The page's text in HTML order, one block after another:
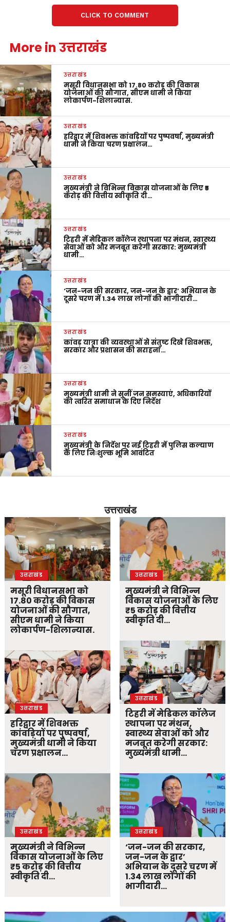
CLICK TO COMMENT
More in उत्तराखंड
उत्तराखंड
मसूरी विधानसभा को 17.80 करोड़ की विकास
योजनाओं की सौगात, सीएम धामी ने किया
लोकार्पण-शिलान्यास.
उत्तराखंड
हरिद्वार में शिवभक्त कांवड़ियों पर पुष्पवर्षा, मुख्यमंत्री
धामी ने किया चरण प्रक्षालन…
उत्तराखंड
मुख्यमंत्री ने विभिन्न विकास योजनाओं के लिए ₹5
करोड़ की वित्तीय स्वीकृति दी…
उत्तराखंड
टिहरी में मेडिकल कॉलेज स्थापना पर मंथन, स्वास्थ्य
सेवाओं को और मजबूत करेगी सरकार: मुख्यमंत्री
धामी…
उत्तराखंड
‘जन-जन की सरकार, जन-जन के द्वार’ अभियान के
दूसरे चरण में 1.34 लाख लोगों की भागीदारी…
उत्तराखंड
कांवड़ यात्रा की व्यवस्थाओं से संतुष्ट दिखे शिवभक्त,
सरकार और प्रशासन की सराहना…
उत्तराखंड
मुख्यमंत्री धामी ने सुनीं जन समस्याएं, अधिकारियों
को त्वरित समाधान के दिए निर्देश
उत्तराखंड
मुख्यमंत्री के निर्देश पर नई टिहरी में पुलिस कल्याण
के लिए निःशुल्क भूमि आवंटित
उत्तराखंड
उत्तराखंड
मसूरी विधानसभा को
17.80 करोड़ की विकास
योजनाओं की सौगात,
सीएम धामी ने किया
लोकार्पण-शिलान्यास.
उत्तराखंड
हरिद्वार में शिवभक्त
कांवड़ियों पर पुष्पवर्षा,
मुख्यमंत्री धामी ने किया
चरण प्रक्षालन…
उत्तराखंड
मुख्यमंत्री ने विभिन्न
विकास योजनाओं के लिए
₹5 करोड़ की वित्तीय
स्वीकृति दी…
उत्तराखंड
मुख्यमंत्री ने विभिन्न
विकास योजनाओं के लिए
₹5 करोड़ की वित्तीय
स्वीकृति दी…
उत्तराखंड
टिहरी में मेडिकल कॉलेज
स्थापना पर मंथन,
स्वास्थ्य सेवाओं को और
मजबूत करेगी सरकार:
मुख्यमंत्री धामी…
उत्तराखंड
‘जन-जन की सरकार,
जन-जन के द्वार’
अभियान के दूसरे चरण में
1.34 लाख लोगों की
भागीदारी…